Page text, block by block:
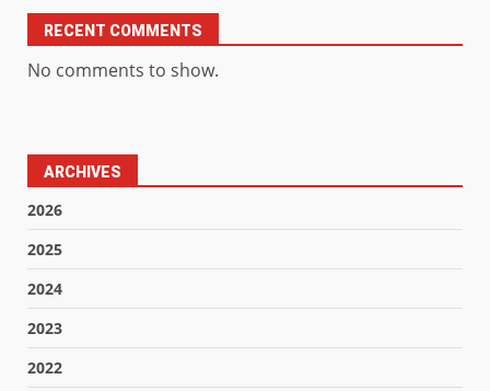
RECENT COMMENTS
No comments to show.
ARCHIVES
2026
2025
2024
2023
2022